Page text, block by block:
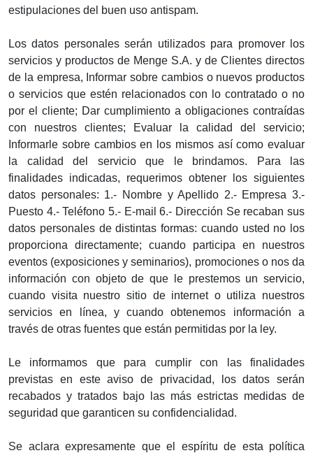
estipulaciones del buen uso antispam.
Los datos personales serán utilizados para promover los
servicios y productos de Menge S.A. y de Clientes directos
de la empresa, Informar sobre cambios o nuevos productos
o servicios que estén relacionados con lo contratado o no
por el cliente; Dar cumplimiento a obligaciones contraídas
con nuestros clientes; Evaluar la calidad del servicio;
Informarle sobre cambios en los mismos así como evaluar
la calidad del servicio que le brindamos. Para las
finalidades indicadas, requerimos obtener los siguientes
datos personales: 1.- Nombre y Apellido 2.- Empresa 3.-
Puesto 4.- Teléfono 5.- E-mail 6.- Dirección Se recaban sus
datos personales de distintas formas: cuando usted no los
proporciona directamente; cuando participa en nuestros
eventos (exposiciones y seminarios), promociones o nos da
información con objeto de que le prestemos un servicio,
cuando visita nuestro sitio de internet o utiliza nuestros
servicios en línea, y cuando obtenemos información a
través de otras fuentes que están permitidas por la ley.
Le informamos que para cumplir con las finalidades
previstas en este aviso de privacidad, los datos serán
recabados y tratados bajo las más estrictas medidas de
seguridad que garanticen su confidencialidad.
Se aclara expresamente que el espíritu de esta política